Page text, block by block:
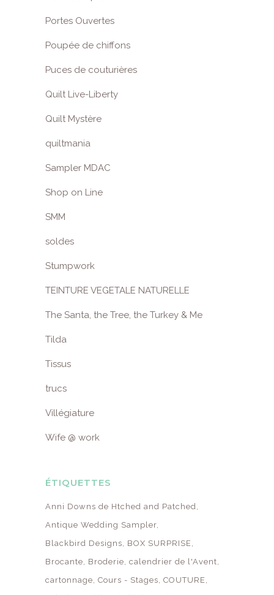
Portes Ouvertes
Poupée de chiffons
Puces de couturières
Quilt Live-Liberty
Quilt Mystère
quiltmania
Sampler MDAC
Shop on Line
SMM
soldes
Stumpwork
TEINTURE VEGETALE NATURELLE
The Santa, the Tree, the Turkey & Me
Tilda
Tissus
trucs
Villégiature
Wife @ work
ÉTIQUETTES
Anni Downs de Htched and Patched
Antique Wedding Sampler
Blackbird Designs
BOX SURPRISE
Brocante
Broderie calendrier de l'Avent
cartonnage Cours - Stages COUTURE